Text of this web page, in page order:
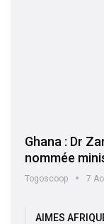
Ghana : Dr
nommée
Togoscoop 7
AIMES